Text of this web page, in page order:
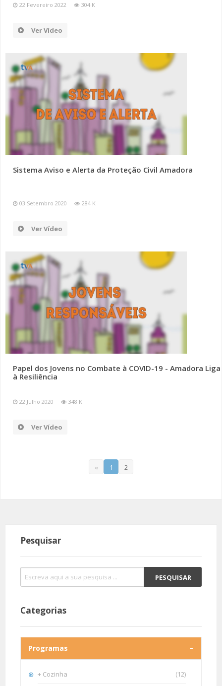
22 Fevereiro 2022 304 K
Ver Vídeo
Sistema Aviso e Alerta da Proteção Civil Amadora
03 Setembro 2020 284 K
Ver Vídeo
Papel dos Jovens no Combate à COVID-19 - Amadora Liga
à Resiliência
22 Julho 2020 348 K
Ver Vídeo
« 1 2
Pesquisar
Categorias
Programas
+ Cozinha (12)